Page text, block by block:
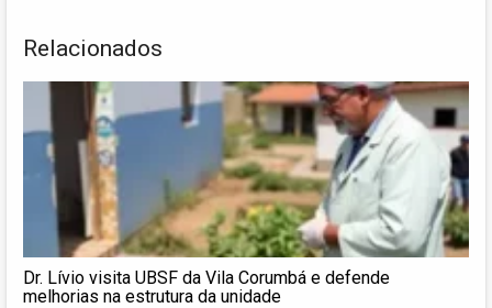
Relacionados
Dr. Lívio visita UBSF da Vila Corumbá e defende
melhorias na estrutura da unidade